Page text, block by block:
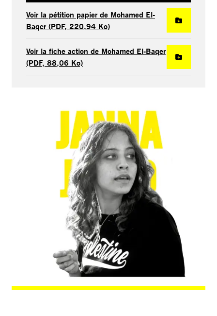
Voir la pétition papier de Mohamed El-
Baqer (PDF, 220,94 Ko)
Voir la fiche action de Mohamed El-Baqer
(PDF, 88,06 Ko)